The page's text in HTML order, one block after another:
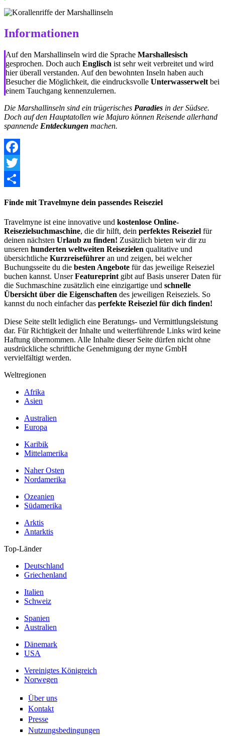
Informationen
Auf den Marshallinseln wird die Sprache Marshallesisch
gesprochen. Doch auch Englisch ist sehr weit verbreitet und wird
hier überall verstanden. Auf den bewohnten Inseln haben auch
Besucher die Möglichkeit, die eindrucksvolle Unterwasserwelt bei
einem Tauchgang kennenzulernen.
Die Marshallinseln sind ein trügerisches Paradies in der Südsee.
Doch auf den Hauptatollen wie Majuro können Reisende allerhand
spannende Entdeckungen machen.
Facebook
Twitter
Finde mit Travelmyne dein passendes Reiseziel
Travelmyne ist eine innovative und kostenlose Online-
Reisezielsuchmaschine, die dir hilft, dein perfektes Reiseziel für
deinen nächsten Urlaub zu finden! Zusätzlich bieten wir dir zu
unseren hunderten weltweiten Reisezielen qualitative und
übersichtliche Kurzreiseführer an und zeigen, bei welcher
Buchungsseite du die besten Angebote für das jeweilige Reiseziel
buchen kannst. UnserFeatureprint gibt auf Basis unserer Daten für
die Suchmaschine zusätzlich eine einzigartige und schnelle
Übersicht über die Eigenschaften des jeweiligen Reiseziels. So
kannst du noch einfacher das perfekte Reiseziel für dich finden!
Diese Seite stellt lediglich eine Beratungs- und Vermittlungsleistung
dar. Für Richtigkeit der Inhalte und weiterführende Links wird keine
Haftung übernommen. Alle Inhalte dieser Seite dürfen nicht ohne
ausdrückliche schriftliche Genehmigung der myne GmbH
vervielfältigt werden.
Weltregionen
Afrika
Asien
Australien
Europa
Karibik
Mittelamerika
Naher Osten
Nordamerika
Ozeanien
Südamerika
Arktis
Antarktis
Top-Länder
Deutschland
Griechenland
Italien
Schweiz
Spanien
Australien
Dänemark
USA
Vereinigtes Königreich
Norwegen
Über uns
Kontakt
Presse
Nutzungsbedingungen